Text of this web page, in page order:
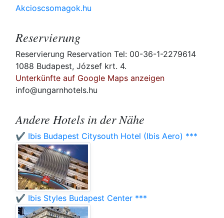
Akcioscsomagok.hu
Reservierung
Reservierung Reservation Tel: 00-36-1-2279614
1088 Budapest, József krt. 4.
Unterkünfte auf Google Maps anzeigen
info@ungarnhotels.hu
Andere Hotels in der Nähe
✔️ Ibis Budapest Citysouth Hotel (Ibis Aero) ***
✔️ Ibis Styles Budapest Center ***